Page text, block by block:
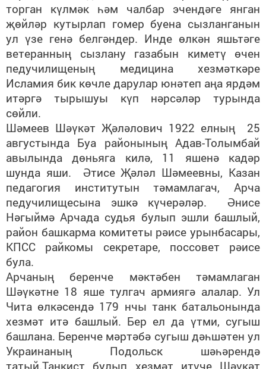
торган күлмәк һәм чалбар эчендәге янган
җөйләр кутырлап гомер буена сызланганын
ул үзе генә белгәндер. Инде өлкән яшьтәге
ветеранның сызлану газабын киметү өчен
педучилищеның медицина хезмәткәре
Исламия бик көчле дарулар юнәтеп аңа ярдәм
итәргә тырышуы күп нәрсәләр турында
сөйли.
Шәмеев Шәүкәт Җәләлович 1922 елның 25
августында Буа районының Адав-Толымбай
авылында дөньяга килә, 11 яшенә кадәр
шунда яши. Әтисе Җәләл Шәмеевны, Казан
педагогия институтын тәмамлагач, Арча
педучилищесына эшкә күчерәләр. Әнисе
Нәгыймә Арчада судья булып эшли башлый,
район башкарма комитеты рәисе урынбасары,
КПСС райкомы секретаре, поссовет рәисе
була.
Арчаның беренче мәктәбен тәмамлаган
Шәүкәтне 18 яше тулгач армиягә алалар. Ул
Чита өлкәсендә 179 нчы танк батальонында
хезмәт итә башлый. Бер ел да үтми, сугыш
башлана. Беренче мәртәбә сугыш дәһшәтен ул
Украинаның Подольск шәһәрендә
татый.Танкист булып хезмәт итүче Шәүкәт